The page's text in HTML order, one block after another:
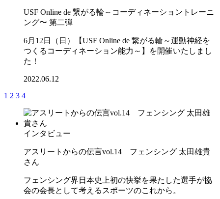
USF Online de 繋がる輪～コーディネーショントレーニ
ング〜 第二弾
6月12日（日）【USF Online de 繋がる輪～運動神経を
つくるコーディネーション能力～】を開催いたしまし
た！
2022.06.12
1 2 3 4
インタビュー
アスリートからの伝言vol.14 フェンシング 太田雄貴
さん
フェンシング界日本史上初の快挙を果たした選手が協
会の会長として考えるスポーツのこれから。